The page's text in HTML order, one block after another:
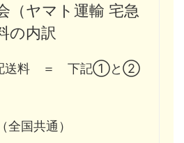
（ヤマト運輸 宅急
の内訳
配送料 ＝ 下記①と②
全国共通）